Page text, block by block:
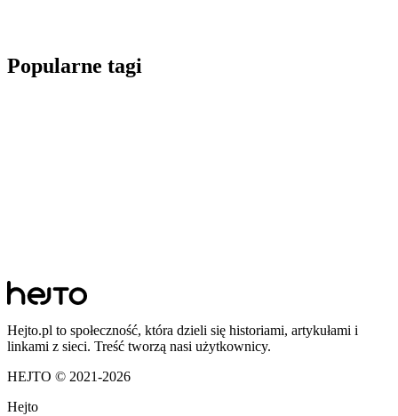
Popularne tagi
Hejto.pl to społeczność, która dzieli się historiami, artykułami i
linkami z sieci. Treść tworzą nasi użytkownicy.
HEJTO © 2021-2026
Hejto